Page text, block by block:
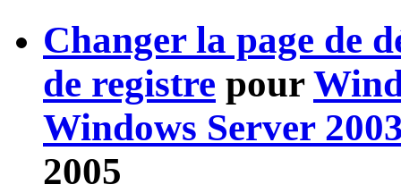
Changer la page de
de registre pour
Windows Server
2005